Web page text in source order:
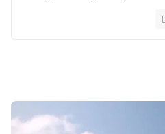
Слайд 1 из 2